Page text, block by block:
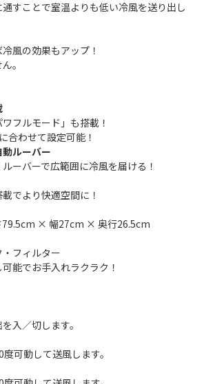
すことで室温よりも低い冷風を送り出し
風の効果もアップ！
。
フルモード」も搭載！
合わせて設定可能！
動ルーバー
ーバーで広範囲に冷風を届ける！
でより快適空間に！
79.5cm × 幅27cm × 奥行26.5cm
フィルター
能でお手入れラクラク！
入／切します。
可動して送風します。